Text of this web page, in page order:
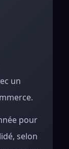
un
pour
selon